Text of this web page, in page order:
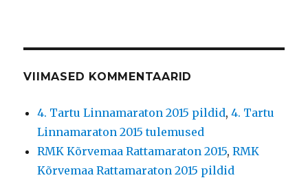
VIIMASED KOMMENTAARID
4. Tartu Linnamaraton 2015 pildid,4. Tartu
Linnamaraton 2015 tulemused
RMK Kõrvemaa Rattamaraton 2015,RMK
Kõrvemaa Rattamaraton 2015 pildid